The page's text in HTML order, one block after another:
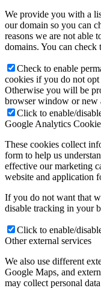
We provide you with a
our domain so you can
reasons we are not able
domains. You can check
Check to enable
cookies if you do not opt
Otherwise you will be
browser window or new
Click to enable/
Google Analytics
These cookies collect
form to help us
effective our marketing
website and application
If you do not want that
disable tracking in your
Click to enable/
Other external services
We also use different
Google Maps, and
may collect personal